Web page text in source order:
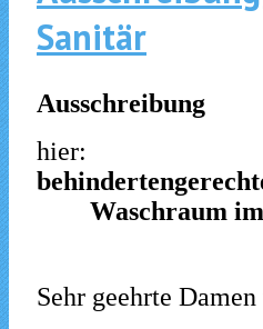
Sanitär
Ausschreibung
Waschraum
Sehr geehrte